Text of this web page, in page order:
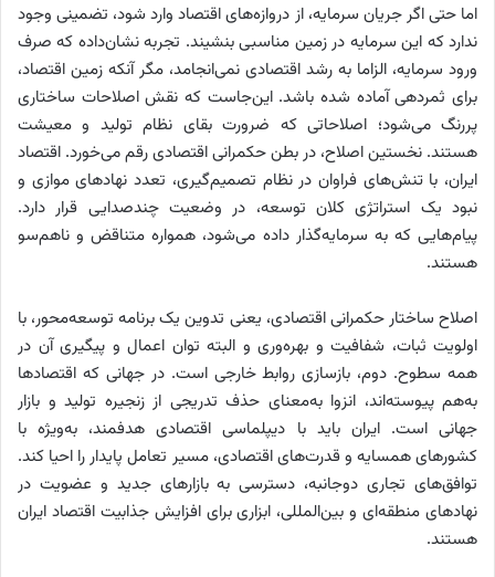
اما حتی اگر جریان سرمایه، از دروازه‌‌‌‌‌های اقتصاد وارد شود، تضمینی وجود
ندارد که این سرمایه در زمین مناسبی بنشیند. تجربه نشان‌داده که صرف
ورود سرمایه، الزاما به رشد اقتصادی نمی‌‌‌‌‌انجامد، مگر آنکه زمین اقتصاد،
برای ثمردهی آماده شده باشد. این‌‌‌‌‌جاست که نقش اصلاحات ساختاری
پررنگ می‌شود؛ اصلاحاتی که ضرورت بقای نظام تولید و معیشت
هستند. نخستین اصلاح، در بطن حکمرانی اقتصادی رقم می‌خورد. اقتصاد
ایران، با تنش‌های فراوان در نظام تصمیم‌گیری، تعدد نهادهای موازی و
نبود یک استراتژی کلان توسعه، در وضعیت چندصدایی قرار دارد.
پیام‌‌‌‌‌هایی که به سرمایه‌گذار داده می‌شود، همواره متناقض و ناهم‌‌‌‌‌سو
هستند.
اصلاح ساختار حکمرانی اقتصادی، یعنی تدوین یک برنامه‌‌‌‌‌ توسعه‌‌‌‌‌محور، با
اولویت ثبات، شفافیت و بهره‌‌‌‌‌وری‌ و البته توان اعمال و پیگیری آن در
همه سطوح. دوم، بازسازی روابط خارجی است. در جهانی که اقتصادها
به‌‌‌‌‌هم پیوسته‌‌‌‌‌اند، انزوا به‌‌‌‌‌معنای حذف تدریجی از زنجیره تولید و بازار
جهانی است. ایران باید با دیپلماسی اقتصادی هدفمند، به‌ویژه با
کشورهای همسایه و قدرت‌های اقتصادی، مسیر تعامل پایدار را احیا کند.
توافق‌های تجاری دوجانبه، دسترسی به بازارهای جدید و عضویت در
نهادهای منطقه‌ای و بین‌المللی، ابزاری برای افزایش جذابیت اقتصاد ایران
‌‌‌‌هستند.